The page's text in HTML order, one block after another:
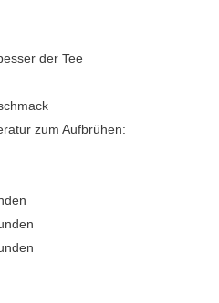
der Tee
zum Aufbrühen: